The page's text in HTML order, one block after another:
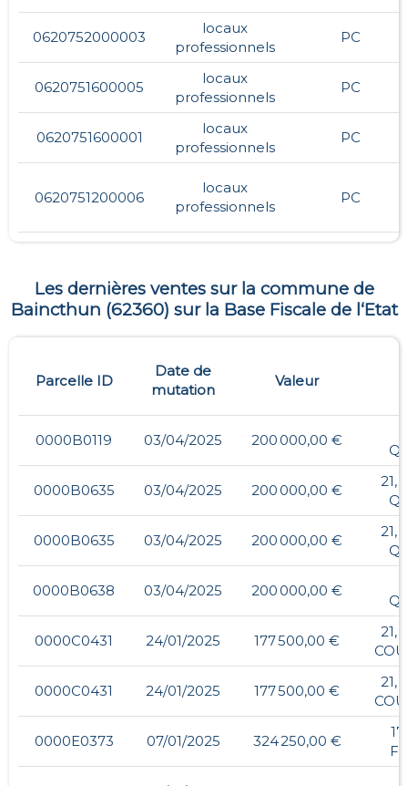
0620752000003
locaux
professionnels
PC
0620751600005
locaux
professionnels
PC
0620751600001
locaux
professionnels
PC
0620751200006
locaux
professionnels
PC
Les dernières ventes sur la commune de
Baincthun (62360) sur la Base Fiscale de l‘Etat
Parcelle ID
Date de
mutation
Valeur
0000B0119 03/04/2025 200 000,00 €
0000B0635 03/04/2025 200 000,00 €
21,
0000B0635 03/04/2025 200 000,00 €
21,
0000B0638 03/04/2025 200 000,00 €
0000C0431 24/01/2025 177 500,00 €
21,
0000C0431 24/01/2025 177 500,00 €
21,
0000E0373 07/01/2025 324 250,00 €